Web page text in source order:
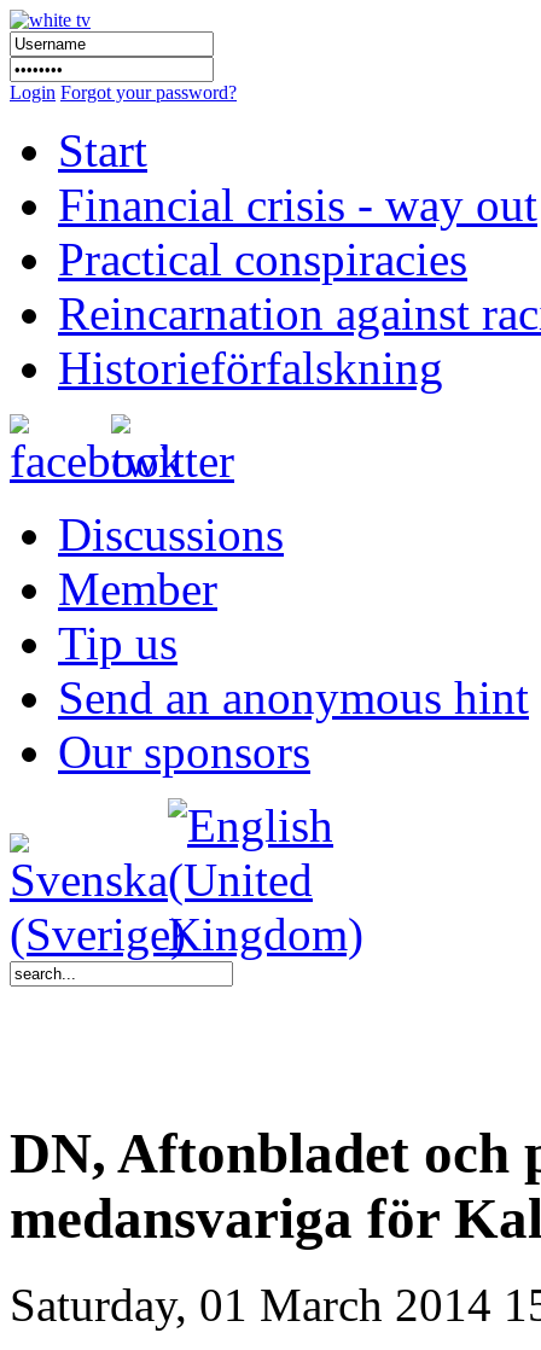
Login Forgot your password?
Start
Financial crisis - way out
Practical conspiracies
Reincarnation against
Historieförfalskning
Discussions
Member
Tip us
Send an anonymous hint
Our sponsors
DN, Aftonbladet och
medansvariga för
Saturday, 01 March 2014